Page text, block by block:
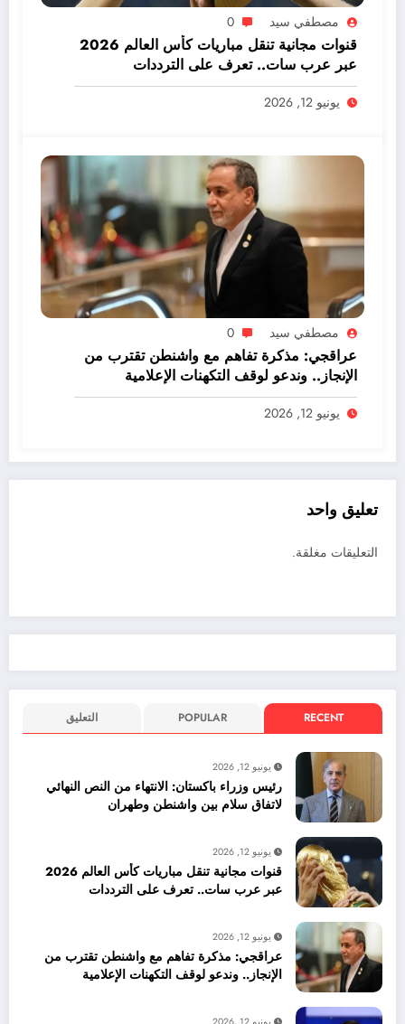
مصطفي سيد 0
قنوات مجانية تنقل مباريات كأس العالم 2026
عبر عرب سات.. تعرف على الترددات
يونيو 12, 2026
مصطفي سيد 0
عراقجي: مذكرة تفاهم مع واشنطن تقترب من
الإنجاز.. وندعو لوقف التكهنات الإعلامية
يونيو 12, 2026
تعليق واحد
التعليقات مغلقة.
RECENT
POPULAR التعليق
يونيو 12, 2026
رئيس وزراء باكستان: الانتهاء من النص النهائي
لاتفاق سلام بين واشنطن وطهران
يونيو 12, 2026
قنوات مجانية تنقل مباريات كأس العالم 2026
عبر عرب سات.. تعرف على الترددات
يونيو 12, 2026
عراقجي: مذكرة تفاهم مع واشنطن تقترب من
الإنجاز.. وندعو لوقف التكهنات الإعلامية